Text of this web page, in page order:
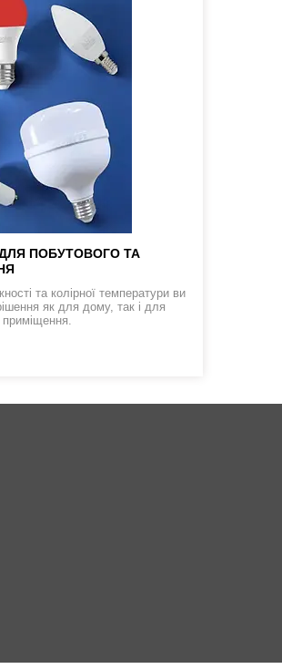
ПОБУТОВОГО ТА
та колірної температури ви
як для дому, так і для
приміщення.